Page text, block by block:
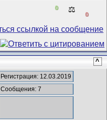
0 ⚖️
0
^
Регистрация: 12.03.2019
Сообщения: 7